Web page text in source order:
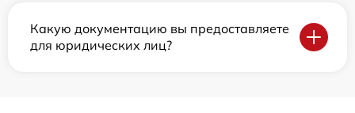
Какую документацию вы предоставляете
для юридических лиц?